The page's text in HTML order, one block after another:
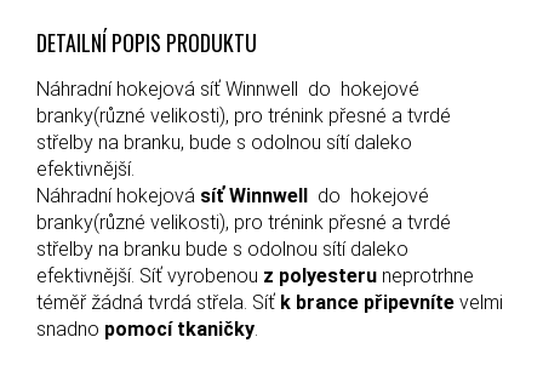
DETAILNÍ POPIS PRODUKTU
Náhradní hokejová síť Winnwell do hokejové
branky(různé velikosti), pro trénink přesné a tvrdé
střelby na branku, bude s odolnou sítí daleko
efektivnější.
Náhradní hokejová síť Winnwell do hokejové
branky(různé velikosti), pro trénink přesné a tvrdé
střelby na branku bude s odolnou sítí daleko
efektivnější. Síť vyrobenou z polyesteru neprotrhne
téměř žádná tvrdá střela. Síť k brance připevníte velmi
snadno pomocí tkaničky